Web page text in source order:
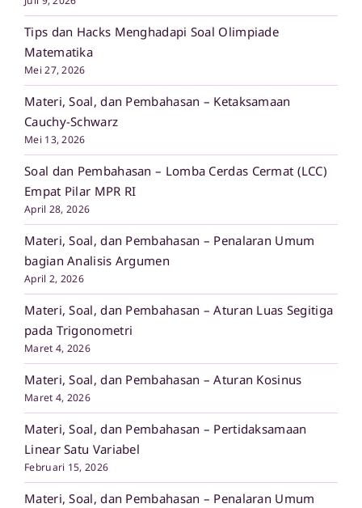
Tips dan Hacks Menghadapi Soal Olimpiade
Matematika
Mei 27, 2026
Materi, Soal, dan Pembahasan – Ketaksamaan
Cauchy-Schwarz
Mei 13, 2026
Soal dan Pembahasan – Lomba Cerdas Cermat (LCC)
Empat Pilar MPR RI
April 28, 2026
Materi, Soal, dan Pembahasan – Penalaran Umum
bagian Analisis Argumen
April 2, 2026
Materi, Soal, dan Pembahasan – Aturan Luas Segitiga
pada Trigonometri
Maret 4, 2026
Materi, Soal, dan Pembahasan – Aturan Kosinus
Maret 4, 2026
Materi, Soal, dan Pembahasan – Pertidaksamaan
Linear Satu Variabel
Februari 15, 2026
Materi, Soal, dan Pembahasan – Penalaran Umum